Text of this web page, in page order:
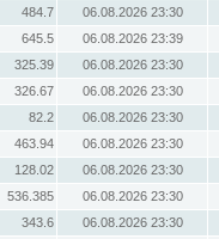
484.7
06.08.2026 23:30
645.5
06.08.2026 23:39
325.39
06.08.2026 23:30
326.67
06.08.2026 23:30
82.2
06.08.2026 23:30
463.94
06.08.2026 23:30
128.02
06.08.2026 23:30
536.385
06.08.2026 23:30
343.6
06.08.2026 23:30